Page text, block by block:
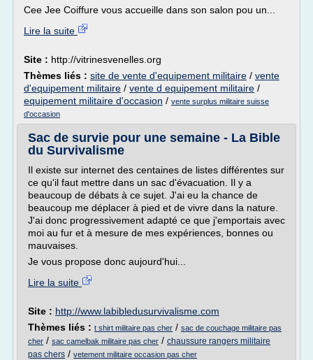
Cee Jee Coiffure vous accueille dans son salon pou un...
Lire la suite
Site : http://vitrinesvenelles.org
Thèmes liés : site de vente d'equipement militaire / vente
d'equipement militaire / vente d equipement militaire /
equipement militaire d'occasion / vente surplus militaire suisse
d'occasion
Sac de survie pour une semaine - La Bible
du Survivalisme
Il existe sur internet des centaines de listes différentes sur
ce qu'il faut mettre dans un sac d'évacuation. Il y a
beaucoup de débats à ce sujet. J'ai eu la chance de
beaucoup me déplacer à pied et de vivre dans la nature.
J'ai donc progressivement adapté ce que j'emportais avec
moi au fur et à mesure de mes expériences, bonnes ou
mauvaises.
Je vous propose donc aujourd'hui...
Lire la suite
Site : http://www.labibledusurvivalisme.com
Thèmes liés : t shirt militaire pas cher / sac de couchage militaire pas
cher / sac camelbak militaire pas cher / chaussure rangers militaire
pas chers / vetement militaire occasion pas cher